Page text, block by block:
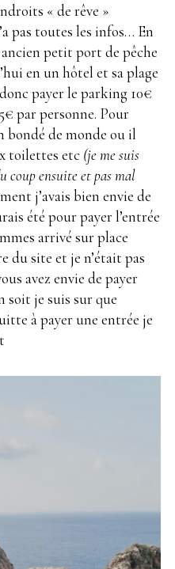
« de rêve »
pas toutes les infos… En
petit port de pêche
en un hôtel et sa plage
payer le parking 10€
par personne. Pour
bondé de monde ou il
toilettes etc (je me suis
coup ensuite et pas mal
j’avais bien envie de
été pour payer l’entrée
arrivé sur place
du site et je n’était pas
avez envie de payer
soit je suis sur que
à payer une entrée je